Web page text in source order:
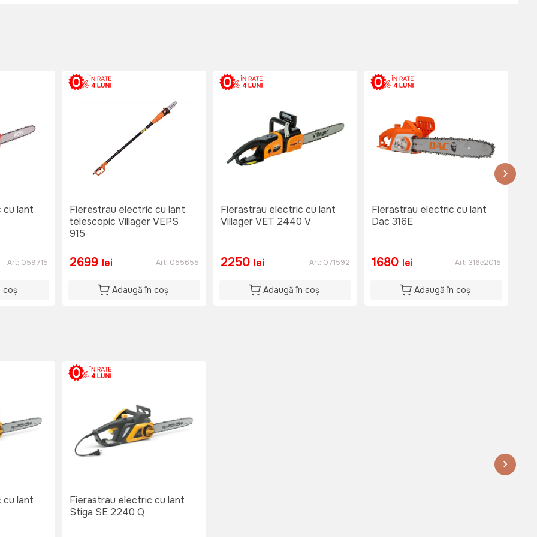
cu lant
Art: 059715
coș
Fierestrau electric cu lant
telescopic Villager VEPS
915
2699 lei Art: 055655
Adaugă în coș
Fierastrau electric cu lant
Villager VET 2440 V
2250 lei Art: 071592
Adaugă în coș
Fierastrau electric cu lant
Dac 316E
1680 lei Art: 316e2015
Adaugă în coș
cu lant
Fierastrau electric cu lant
Stiga SE 2240 Q